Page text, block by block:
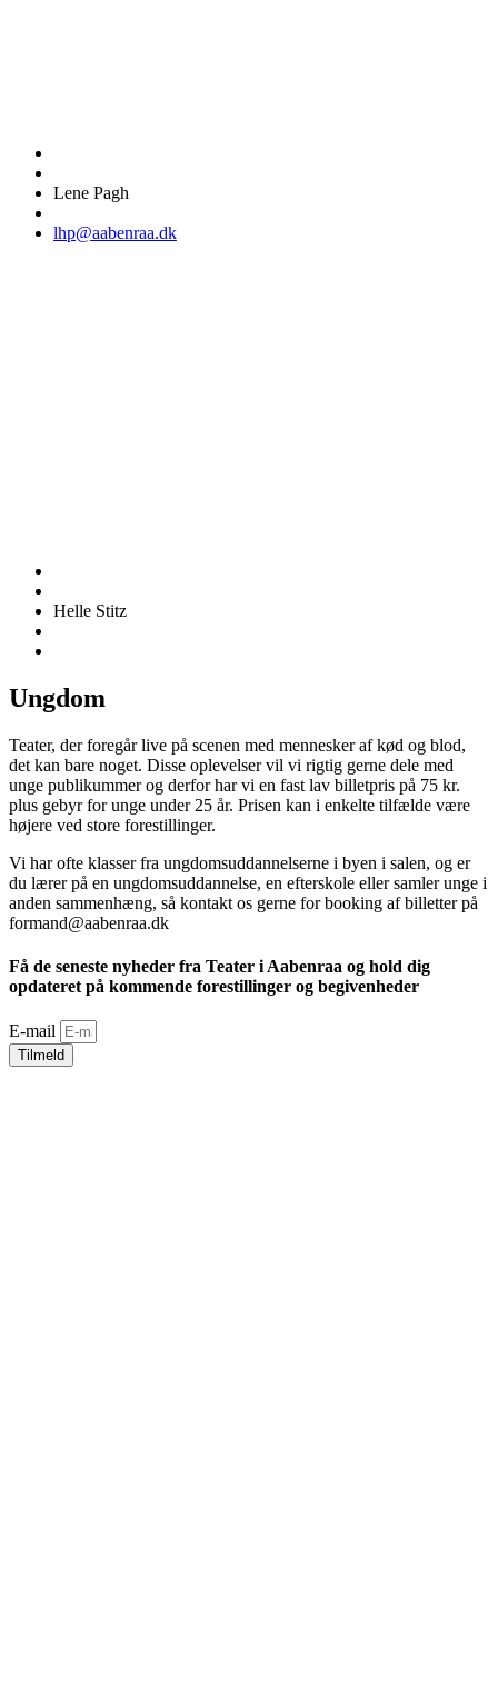
Lene Pagh
lhp@aabenraa.dk
Helle Stitz
Ungdom
Teater, der foregår live på scenen med mennesker af kød og blod,
det kan bare noget. Disse oplevelser vil vi rigtig gerne dele med
unge publikummer og derfor har vi en fast lav billetpris på 75 kr.
plus gebyr for unge under 25 år. Prisen kan i enkelte tilfælde være
højere ved store forestillinger.
Vi har ofte klasser fra ungdomsuddannelserne i byen i salen, og er
du lærer på en ungdomsuddannelse, en efterskole eller samler unge i
anden sammenhæng, så kontakt os gerne for booking af billetter på
formand@aabenraa.dk
Få de seneste nyheder fra Teater i Aabenraa og hold dig
opdateret på kommende forestillinger og begivenheder
E-mail
Tilmeld